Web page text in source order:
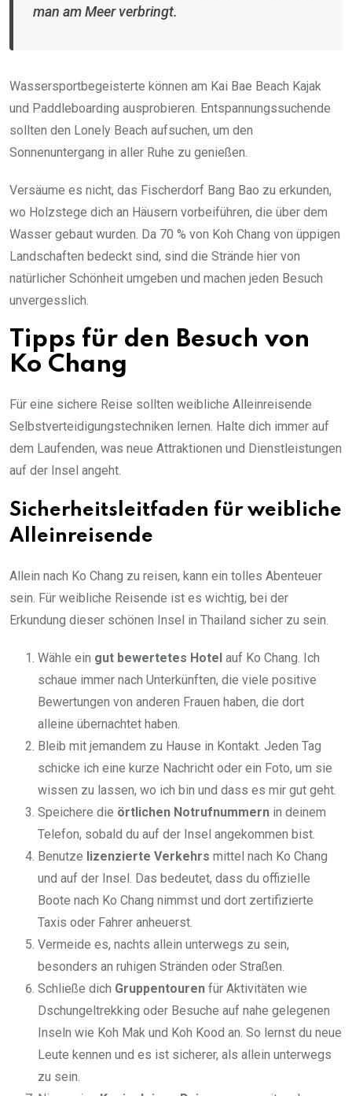
man am Meer verbringt.
Wassersportbegeisterte können am Kai Bae Beach Kajak
und Paddleboarding ausprobieren. Entspannungssuchende
sollten den Lonely Beach aufsuchen, um den
Sonnenuntergang in aller Ruhe zu genießen.
Versäume es nicht, das Fischerdorf Bang Bao zu erkunden,
wo Holzstege dich an Häusern vorbeiführen, die über dem
Wasser gebaut wurden. Da 70 % von Koh Chang von üppigen
Landschaften bedeckt sind, sind die Strände hier von
natürlicher Schönheit umgeben und machen jeden Besuch
unvergesslich.
Tipps für den Besuch von
Ko Chang
Für eine sichere Reise sollten weibliche Alleinreisende
Selbstverteidigungstechniken lernen. Halte dich immer auf
dem Laufenden, was neue Attraktionen und Dienstleistungen
auf der Insel angeht.
Sicherheitsleitfaden für weibliche
Alleinreisende
Allein nach Ko Chang zu reisen, kann ein tolles Abenteuer
sein. Für weibliche Reisende ist es wichtig, bei der
Erkundung dieser schönen Insel in Thailand sicher zu sein.
Wähle ein gut bewertetes Hotel auf Ko Chang. Ich
schaue immer nach Unterkünften, die viele positive
Bewertungen von anderen Frauen haben, die dort
alleine übernachtet haben.
Bleib mit jemandem zu Hause in Kontakt. Jeden Tag
schicke ich eine kurze Nachricht oder ein Foto, um sie
wissen zu lassen, wo ich bin und dass es mir gut geht.
Speichere die örtlichen Notrufnummern in deinem
Telefon, sobald du auf der Insel angekommen bist.
Benutze lizenzierte Verkehrs mittel nach Ko Chang
und auf der Insel. Das bedeutet, dass du offizielle
Boote nach Ko Chang nimmst und dort zertifizierte
Taxis oder Fahrer anheuerst.
Vermeide es, nachts allein unterwegs zu sein,
besonders an ruhigen Stränden oder Straßen.
Schließe dich Gruppentouren für Aktivitäten wie
Dschungeltrekking oder Besuche auf nahe gelegenen
Inseln wie Koh Mak und Koh Kood an. So lernst du neue
Leute kennen und es ist sicherer, als allein unterwegs
zu sein.